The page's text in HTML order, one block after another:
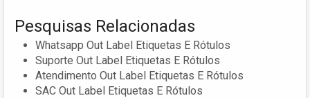
Pesquisas Relacionadas
Whatsapp Out Label Etiquetas E Rótulos
Suporte Out Label Etiquetas E Rótulos
Atendimento Out Label Etiquetas E Rótulos
SAC Out Label Etiquetas E Rótulos